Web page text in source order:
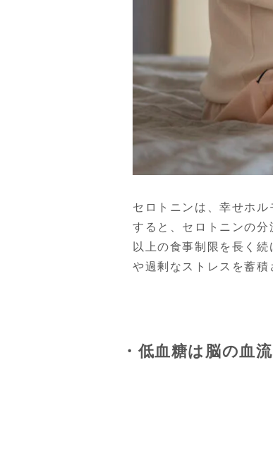
セロトニンは、幸せホ
すると、セロトニンの
以上の食事制限を長く
や過剰なストレスを蓄積
・低血糖は脳の血